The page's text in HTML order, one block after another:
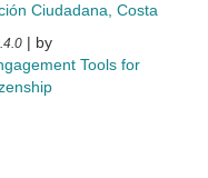
Ciudadana, Costa
| by